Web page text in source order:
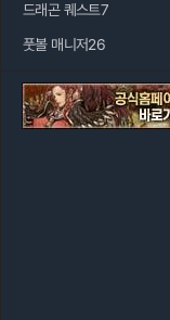
드래곤 퀘스트7
풋볼 매니저26